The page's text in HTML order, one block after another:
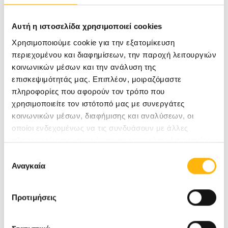
Αυτή η ιστοσελίδα χρησιμοποιεί cookies
Χρησιμοποιούμε cookie για την εξατομίκευση
περιεχομένου και διαφημίσεων, την παροχή λειτουργιών
κοινωνικών μέσων και την ανάλυση της
επισκεψιμότητάς μας. Επιπλέον, μοιραζόμαστε
πληροφορίες που αφορούν τον τρόπο που
χρησιμοποιείτε τον ιστότοπό μας με συνεργάτες
κοινωνικών μέσων, διαφήμισης και αναλύσεων, οι
οποίοι ενδεχομένως να τις συνδυάσουν με άλλες
πληροφορίες που τους έχετε παραχωρήσει ή τις οποίες
των υπηρεσιών τους.
συγκατάθεσης
Αναγκαία
Προτιμήσεις
Πάντως, τα οργανικά νοσήματα του πεπτικού δεν
είναι συχνότερα σε ασθενείς με ΣΕΕ. Το ΣΕΕ
είναι χρόνια καλοήθης λειτουργική πάθηση και η
εδραίωση σχέσης εμπιστοσύνης μεταξύ
ασθενούς και ιατρού είναι απαραίτητη.
Η πολυπλοκότητα της παθογένεσης του ΣΕΕ και
η ετερογένεια των συμπτωμάτων είναι
υπεύθυνες της έλλειψης αξιόπιστης θεραπείας.
δώσει αμφιλεγόμενα αποτελέσματα ενώ κάποιες